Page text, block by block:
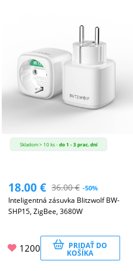
Skladom > 10 ks -do 1 - 3 prac. dní
18.00€ 36.00€ -50%
Inteligentná zásuvka Blitzwolf BW-
SHP15, ZigBee, 3680W
1200 PRIDAŤ DO
KOŠÍKA